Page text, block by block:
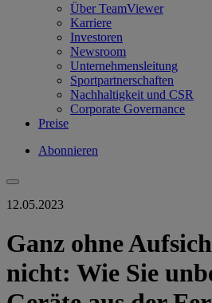
Über TeamViewer
Karriere
Investoren
Newsroom
Unternehmensleitung
Sportpartnerschaften
Nachhaltigkeit und CSR
Corporate Governance
Preise
Abonnieren
12.05.2023
Ganz ohne
nicht: Wie Sie